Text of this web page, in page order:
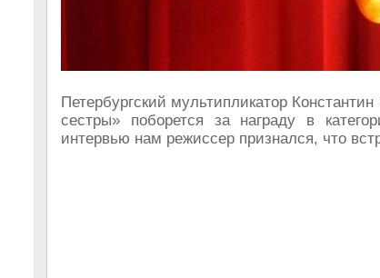
Петербургский мультипликатор
сестры» поборется за награду в
интервью нам режиссер признался, что